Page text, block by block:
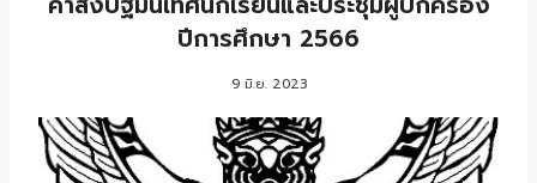
ปีการศึกษา 2566
9 มิ.ย. 2023